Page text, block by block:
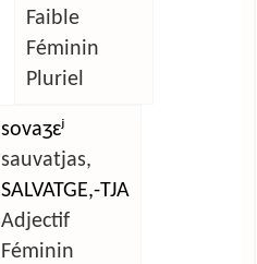
Faible
Féminin
Pluriel
sovaʒɛʲ
sauvatjas,
SALVATGE,-TJA
Adjectif
Féminin